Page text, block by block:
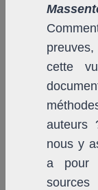
cette
auteurs
nous y
a pour